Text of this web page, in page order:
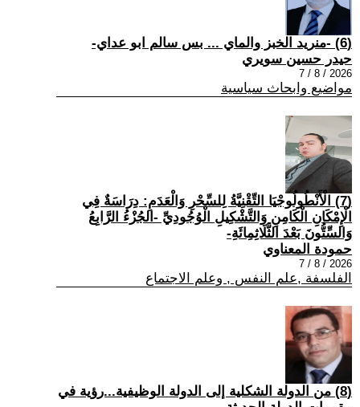
(6) -منريد الخبز والماي ... بس سالم ابو عداي-
حيدر حسين سويري
2026 / 8 / 7
مواضيع وابحاث سياسية
(7) الْأَنْطُولُوجْيَا التِّقْنِيَّةُ لِلسِّحْرِ وَالْعَدَمِ: دِرَاسَةٌ فِي
الْإِمْكَانِ الْكَامِنِ وَالتَّشْكِيلِ الْوُجُودِيِّ -الجُزْءُ الرَّابِعُ
وَالسِّتُّونَ بَعْدَ الثَّلَاثِمِائَةِ-
حمودة المعناوي
2026 / 8 / 7
الفلسفة ,علم النفس , وعلم الاجتماع
(8) من الدولة الشكلية إلى الدولة الوظيفية...رؤية في